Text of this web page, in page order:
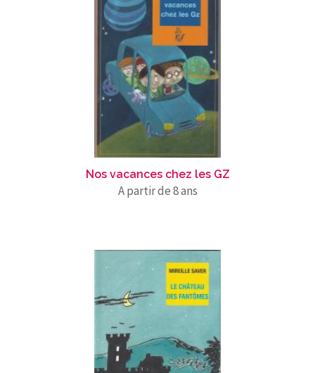
Nos vacances chez les GZ
A partir de 8 ans